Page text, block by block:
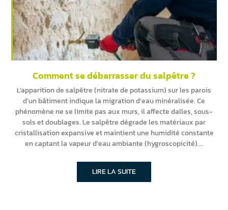
Comment se débarrasser du salpêtre ?
L’apparition de salpêtre (nitrate de potassium) sur les parois
d’un bâtiment indique la migration d’eau minéralisée. Ce
phénomène ne se limite pas aux murs, il affecte dalles, sous-
sols et doublages. Le salpêtre dégrade les matériaux par
cristallisation expansive et maintient une humidité constante
en captant la vapeur d’eau ambiante (hygroscopicité).
LIRE LA SUITE